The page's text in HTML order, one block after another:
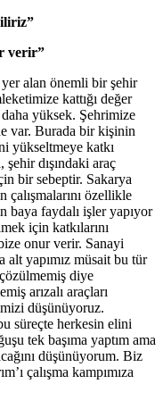
verir”
yer alan önemli bir şehir
kattığı değer
daha yüksek. Şehrimize
var. Burada bir kişinin
yükseltmeye katkı
dışındaki araç
bir sebeptir. Sakarya
çalışmalarını özellikle
faydalı işler yapıyor
için katkılarını
onur verir. Sanayi
yapımız müsait bu tür
diye
arızalı araçları
düşünüyoruz.
süreçte herkesin elini
tek başıma yaptım ama
düşünüyorum. Biz
çalışma kampımıza